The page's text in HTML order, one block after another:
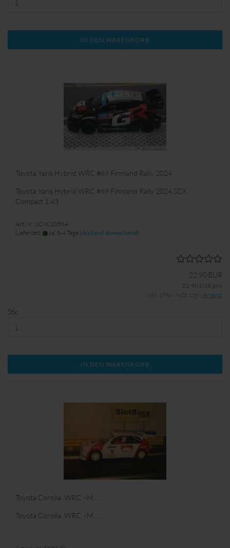
nach Terminvereinbarung, abzuholen.
IN DEN WARENKORB
Toyota Yaris Hybrid WRC #69 Finnland Rally 2024
Toyota Yaris Hybrid WRC #69 Finnland Rally 2024 SCX
Compact 1:43
Art.Nr.: SCXC10564
Lieferzeit:
ca. 3-4 Tage (Ausland abweichend)
22,90 EUR
22,90 EUR pro
inkl. 19% MwSt. zzgl. Versand
Stk:
IN DEN WARENKORB
Toyota Corolla. WRC. -M.....
Toyota Corolla. WRC. -M.....